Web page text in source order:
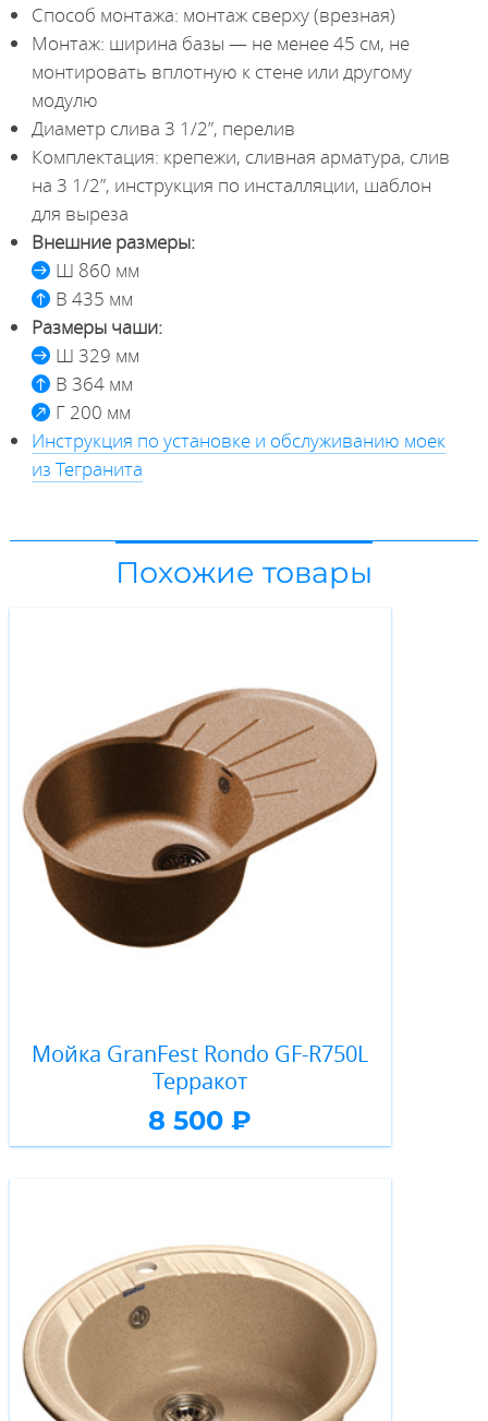
Способ монтажа: монтаж сверху (врезная)
Монтаж: ширина базы — не менее 45 см, не
монтировать вплотную к стене или другому
модулю
Диаметр слива 3 1/2”, перелив
Комплектация: крепежи, сливная арматура, слив
на 3 1/2”, инструкция по инсталляции, шаблон
для выреза
Внешние размеры:
Ш 860 мм
В 435 мм
Размеры чаши:
Ш 329 мм
В 364 мм
Г 200 мм
Инструкция по установке и обслуживанию моек
из Тегранита
Похожие товары
Мойка GranFest Rondo GF-R750L
Терракот
8 500 ₽